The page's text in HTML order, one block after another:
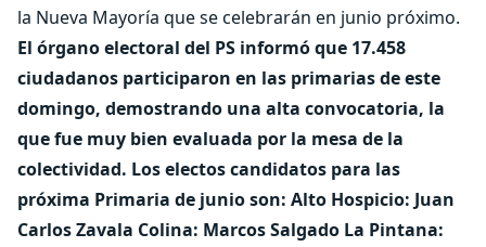
la Nueva Mayoría que se celebrarán en junio próximo.
El órgano electoral del PS informó que 17.458
ciudadanos participaron en las primarias de este
domingo, demostrando una alta convocatoria, la
que fue muy bien evaluada por la mesa de la
colectividad. Los electos candidatos para las
próxima Primaria de junio son: Alto Hospicio: Juan
Carlos Zavala Colina: Marcos Salgado La Pintana: